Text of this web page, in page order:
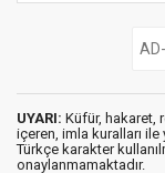
UYARI: Küfür, hakaret,
içeren, imla kuralları ile
Türkçe karakter
onaylanmamaktadır.